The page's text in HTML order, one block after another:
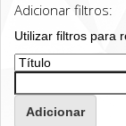
Adicionar filtros:
Utilizar filtros para